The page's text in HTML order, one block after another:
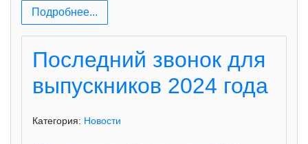
Подробнее...
Последний звонок для
выпускников 2024 года
Категория: Новости